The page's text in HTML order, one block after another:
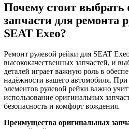
Почему стоит выбрать
запчасти для ремонта
SEAT Exeo?
Ремонт рулевой рейки для SEAT
высококачественных запчастей, и
деталей играет важную роль в
надёжности вашего автомобиля.
элементов рулевой рейки важно
использование оригинальных
безопасность и комфорт вождения.
Преимущества оригинальных